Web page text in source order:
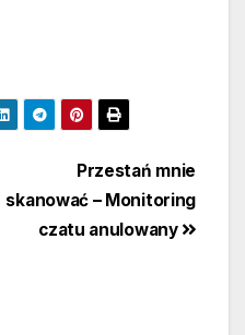
Przestań mnie
skanować – Monitoring
czatu anulowany